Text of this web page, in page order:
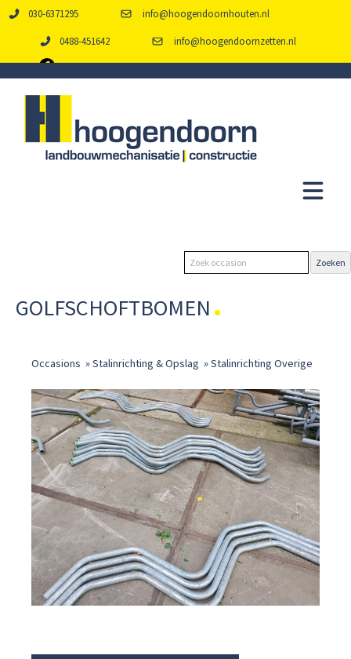
030-6371295 info@hoogendoornhouten.nl
0488-451642 info@hoogendoornzetten.nl
GOLFSCHOFTBOMEN
Occasions »Stalinrichting & Opslag »Stalinrichting Overige